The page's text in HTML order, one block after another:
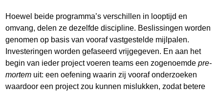
Hoewel beide programma’s verschillen in looptijd en
omvang, delen ze dezelfde discipline. Beslissingen worden
genomen op basis van vooraf vastgestelde mijlpalen.
Investeringen worden gefaseerd vrijgegeven. En aan het
begin van ieder project voeren teams een zogenoemdepre-
mortem uit: een oefening waarin zij vooraf onderzoeken
waardoor een project zou kunnen mislukken, zodat betere